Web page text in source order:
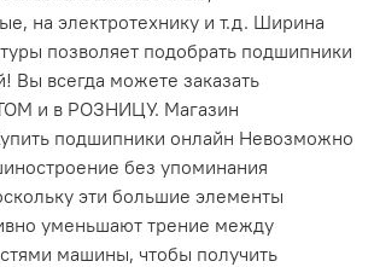
на электротехнику и т.д. Ширина
позволяет подобрать подшипники
Вы всегда можете заказать
и в РОЗНИЦУ. Магазин
подшипники онлайн Невозможно
без упоминания
эти большие элементы
уменьшают трение между
машины, чтобы получить